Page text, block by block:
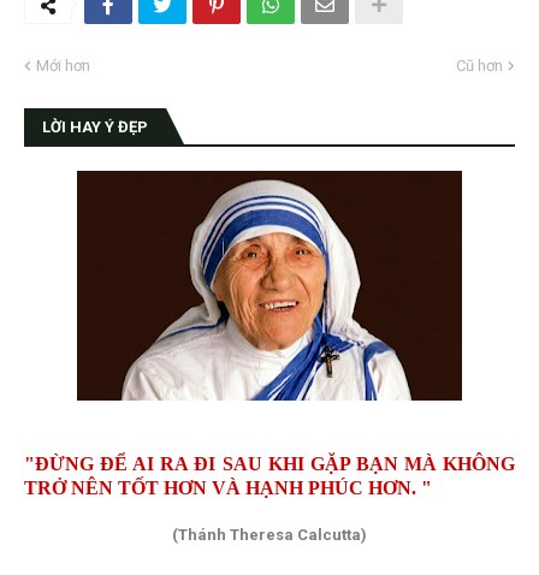
Mới hơn Cũ hơn
LỜI HAY Ý ĐẸP
"ĐỪNG ĐỂ AI RA ĐI SAU KHI GẶP BẠN MÀ KHÔNG
TRỞ NÊN TỐT HƠN VÀ HẠNH PHÚC HƠN. "
(Thánh Theresa Calcutta)